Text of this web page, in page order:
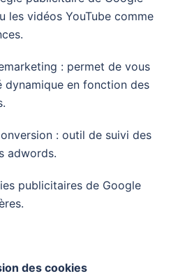
les vidéos YouTube comme
: permet de vous
en fonction des
: outil de suivi des
adwords.
publicitaires de Google
des cookies